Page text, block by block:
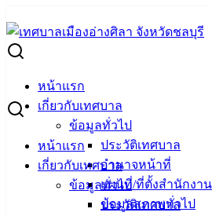
to
content
หน้าแรก
เกี่ยวกับเทศบาล
ข้อมูลทั่วไป
ประวัติเทศบาล
อำนาจหน้าที่
แผนที่/ที่ตั้งสำนักงาน
ข้อมูลสภาพทั่วไป
หน้าแรก
เกี่ยวกับเทศบาล
ข้อมูลทั่วไป
ประวัติเทศบาล
Search
for:
ผู้ชนะเสนอราคา จ้างซ่อ
สิงหาคม 27, 2025กันยายน 1, 2025